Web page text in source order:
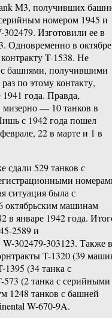
M3, получивших
номером 1945 и
Изготовили ее в
Одновременно в октябре
T-1538. Не
башнями, получившими
по этому контакту,
года. Правда,
— 10 танков в
с 1942 года пошел
22 в марте и 1 в
сдали 529 танков с
ситуация была с
октябрьским машинам
в январе 1942 года.
2589 и
302479-303123. Также в
T-1320 (39
(34 танка с
(2 танка с серийными
1248 танков с башней
W-670-9A.